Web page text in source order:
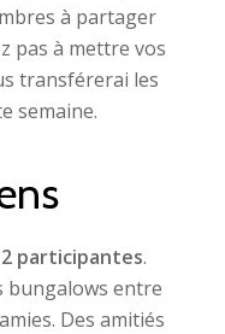
à partager
pas à mettre vos
transférerai les
semaine.
participantes.
bungalows entre
Des amitiés